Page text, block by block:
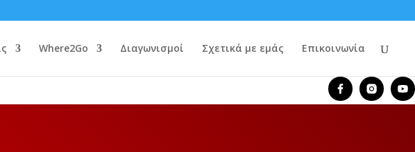
Where2Go Διαγωνισμοί Σχετικά με εμάς Επικοινωνία